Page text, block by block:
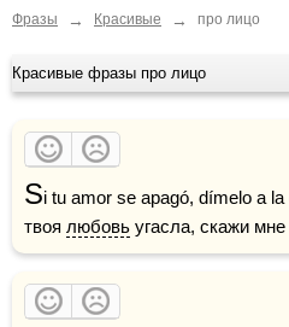
Фразы → Красивые → про лицо
Красивые фразы про лицо
Si tu amor se apagó, dímelo a
твоя любовь угасла, скажи